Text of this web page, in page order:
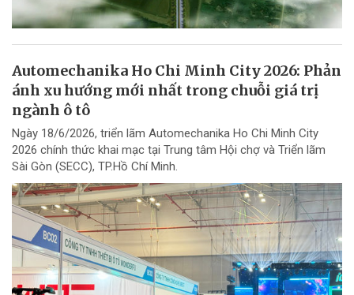
Automechanika Ho Chi Minh City 2026: Phản
ánh xu hướng mới nhất trong chuỗi giá trị
ngành ô tô
Ngày 18/6/2026, triển lãm Automechanika Ho Chi Minh City
2026 chính thức khai mạc tại Trung tâm Hội chợ và Triển lãm
Sài Gòn (SECC), TP.Hồ Chí Minh.